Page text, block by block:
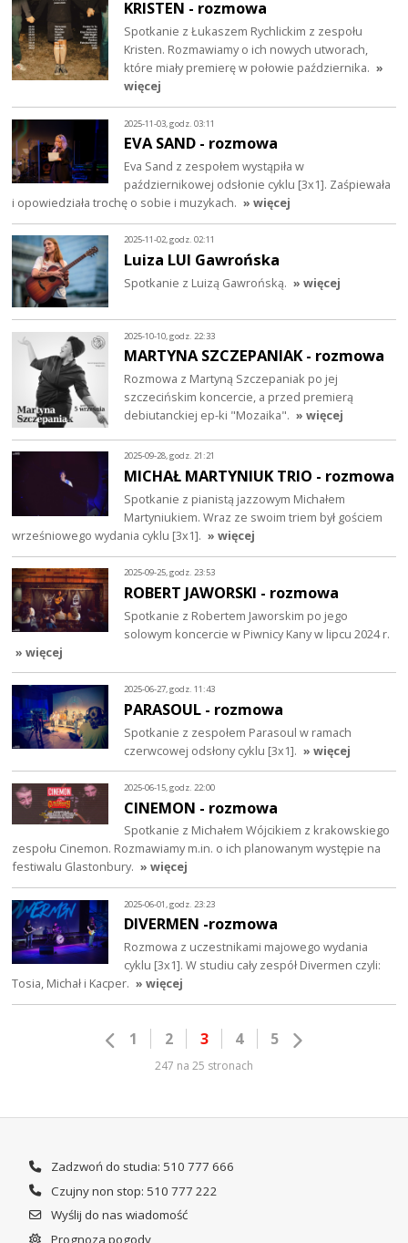
KRISTEN - rozmowa
Spotkanie z Łukaszem Rychlickim z zespołu
Kristen. Rozmawiamy o ich nowych utworach,
które miały premierę w połowie października. »
więcej
2025-11-03, godz. 03:11
EVA SAND - rozmowa
Eva Sand z zespołem wystąpiła w
październikowej odsłonie cyklu [3x1]. Zaśpiewała
i opowiedziała trochę o sobie i muzykach. » więcej
2025-11-02, godz. 02:11
Luiza LUI Gawrońska
Spotkanie z Luizą Gawrońską. » więcej
2025-10-10, godz. 22:33
MARTYNA SZCZEPANIAK - rozmowa
Rozmowa z Martyną Szczepaniak po jej
szczecińskim koncercie, a przed premierą
debiutanckiej ep-ki "Mozaika". » więcej
2025-09-28, godz. 21:21
MICHAŁ MARTYNIUK TRIO - rozmowa
Spotkanie z pianistą jazzowym Michałem
Martyniukiem. Wraz ze swoim triem był gościem
wrześniowego wydania cyklu [3x1]. » więcej
2025-09-25, godz. 23:53
ROBERT JAWORSKI - rozmowa
Spotkanie z Robertem Jaworskim po jego
solowym koncercie w Piwnicy Kany w lipcu 2024 r.
» więcej
2025-06-27, godz. 11:43
PARASOUL - rozmowa
Spotkanie z zespołem Parasoul w ramach
czerwcowej odsłony cyklu [3x1]. » więcej
2025-06-15, godz. 22:00
CINEMON - rozmowa
Spotkanie z Michałem Wójcikiem z krakowskiego
zespołu Cinemon. Rozmawiamy m.in. o ich planowanym występie na
festiwalu Glastonbury. » więcej
2025-06-01, godz. 23:23
DIVERMEN -rozmowa
Rozmowa z uczestnikami majowego wydania
cyklu [3x1]. W studiu cały zespół Divermen czyli:
Tosia, Michał i Kacper. » więcej
1 2 3 4 5
247 na 25 stronach
Zadzwoń do studia: 510 777 666
Czujny non stop: 510 777 222
Wyślij do nas wiadomość
Prognoza pogody